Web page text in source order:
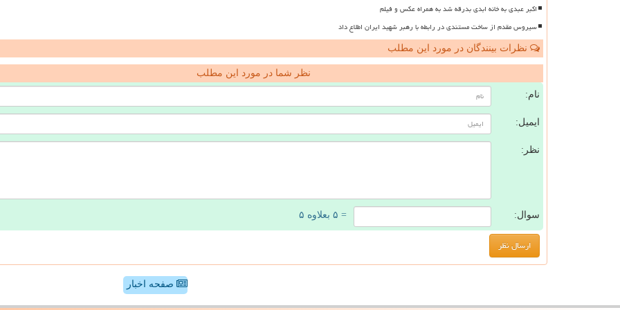
اکبر عبدی به خانه ابدی بدرقه شد به همراه عکس و فیلم
سیروس مقدم از ساخت مستندی در رابطه با رهبر شهید ایران اطلاع داد
نظرات بینندگان در مورد این مطلب
نظر شما در مورد این مطلب
نام:
ایمیل:
نظر:
سوال: = ۵ بعلاوه ۵
صفحه اخبار